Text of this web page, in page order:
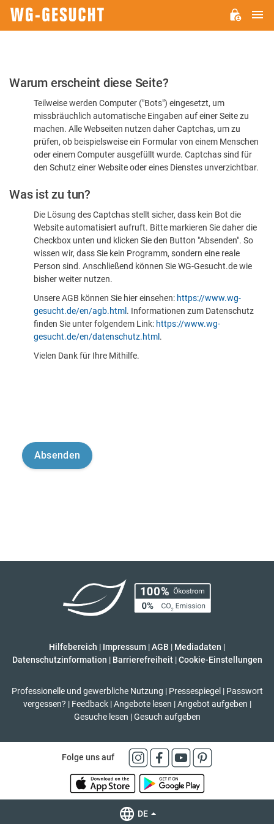
Bitte
dass
sind
Warum erscheint diese Seite?
Teilweise werden Computer ("Bots") eingesetzt, um
missbräuchlich automatische Eingaben auf einer Seite zu
machen. Alle Webseiten nutzen daher Captchas, um zu
prüfen, ob beispielsweise ein Formular von einem Menschen
oder einem Computer ausgefüllt wurde. Captchas sind für
den Schutz einer Website oder eines Dienstes unverzichtbar.
Was ist zu tun?
Die Lösung des Captchas stellt sicher, dass kein Bot die
Website automatisiert aufruft. Bitte markieren Sie daher die
Checkbox unten und klicken Sie den Button "Absenden". So
wissen wir, dass Sie kein Programm, sondern eine reale
Person sind. Anschließend können Sie WG-Gesucht.de wie
bisher weiter nutzen.
Unsere AGB können Sie hier einsehen: https://www.wg-
gesucht.de/en/agb.html . Informationen zum Datenschutz
finden Sie unter folgendem Link: https://www.wg-
gesucht.de/en/datenschutz.html .
Vielen Dank für Ihre Mithilfe.
Hilfebereich | Impressum |AGB | Mediadaten |
Datenschutzinformation | Barrierefreiheit | Cookie-Einstellungen
Professionelle und gewerbliche Nutzung | Pressespiegel | Passwort
vergessen? | Feedback | Angebote lesen | Angebot aufgeben |
Gesuche lesen | Gesuch aufgeben
Folge uns auf
DE